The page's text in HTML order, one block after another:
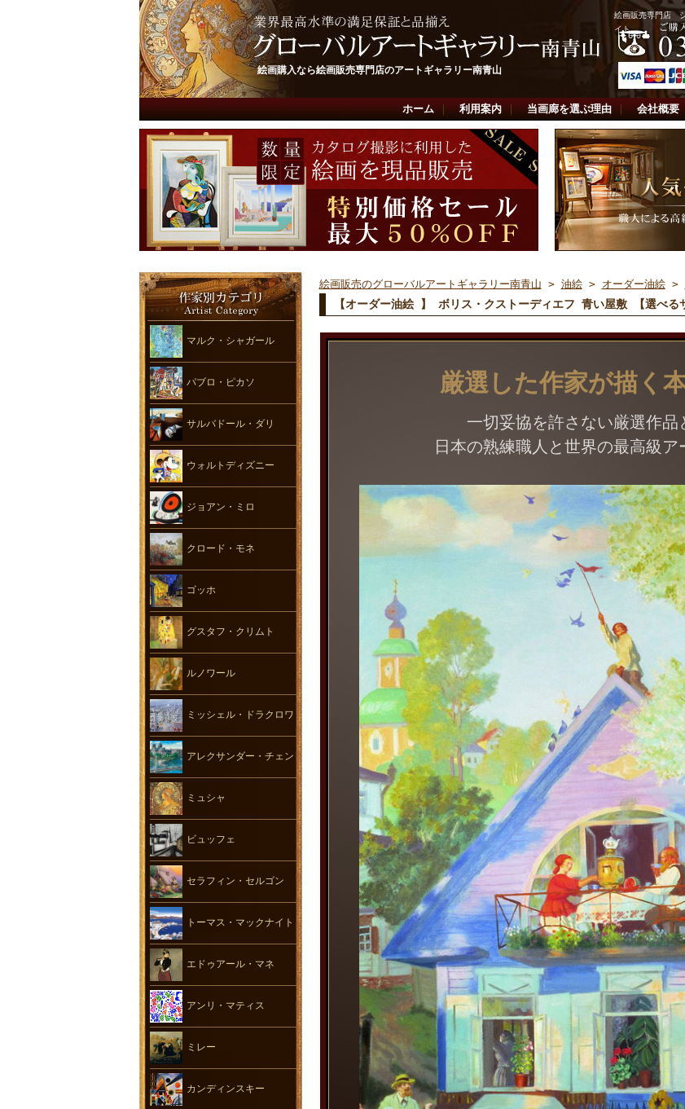
絵画購入なら絵画販売専門店のアートギャラリー南青山
絵画販売専門店
イト
ホーム 利用案内 当画廊を選ぶ理由 会社概要
マルク・シャガール
パブロ・ピカソ
サルバドール・ダリ
ウォルトディズニー
ジョアン・ミロ
クロード・モネ
ゴッホ
グスタフ・クリムト
ルノワール
ミッシェル・ドラクロワ
アレクサンダー・チェン
ミュシャ
ビュッフェ
セラフィン・セルゴン
トーマス・マックナイト
エドゥアール・マネ
アンリ・マティス
ミレー
カンディンスキー
絵画販売のグローバルアートギャラリー南青山 > 油絵> オーダー油絵>
【オーダー油絵 】 ボリス・クストーディエフ 青い屋敷 【選べる
厳選した作家が描く
一切妥協を許さない厳選作品
日本の熟練職人と世界の最高級ア